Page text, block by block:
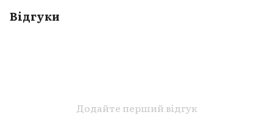
Відгуки
Додайте перший відгук